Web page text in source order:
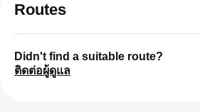
Routes
Didn't find a suitable route?
ติดต่อผู้ดูแล